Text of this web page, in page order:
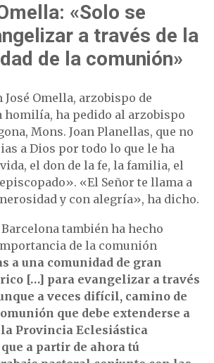
«Solo se
a través de la
de la comunión»
José Omella, arzobispo de
homilía, ha pedido al arzobispo
Mons. Joan Planellas, que no
a Dios por todo lo que le ha
el don de la fe, la familia, el
«El Señor te llama a
y con alegría», ha dicho.
también ha hecho
de la comunión
a una comunidad de gran
[…] para evangelizar a través
a veces difícil, camino de
que debe extenderse a
Provincia Eclesiástica
a partir de ahora tú